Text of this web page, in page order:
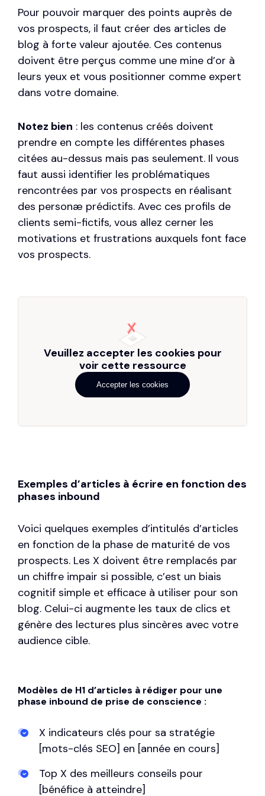
Pour pouvoir marquer des points auprès de
vos prospects, il faut créer des articles de
blog à forte valeur ajoutée. Ces contenus
doivent être perçus comme une mine d’or à
leurs yeux et vous positionner comme expert
dans votre domaine.
Notez bien : les contenus créés doivent
prendre en compte les différentes phases
citées au-dessus mais pas seulement. Il vous
faut aussi identifier les problématiques
rencontrées par vos prospects en réalisant
des personæ prédictifs. Avec ces profils de
clients semi-fictifs, vous allez cerner les
motivations et frustrations auxquels font face
vos prospects.
Veuillez accepter les cookies pour
voir cette ressource
Accepter les cookies
Exemples d’articles à écrire en fonction des
phases inbound
Voici quelques exemples d’intitulés d’articles
en fonction de la phase de maturité de vos
prospects. Les X doivent être remplacés par
un chiffre impair si possible, c’est un biais
cognitif simple et efficace à utiliser pour son
blog. Celui-ci augmente les taux de clics et
génère des lectures plus sincères avec votre
audience cible.
Modèles de H1 d’articles à rédiger pour une
phase inbound de prise de conscience :
X indicateurs clés pour sa stratégie
[mots-clés SEO] en [année en cours]
Top X des meilleurs conseils pour
[bénéfice à atteindre]